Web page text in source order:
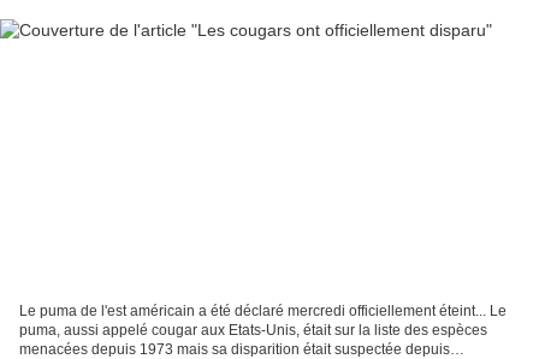
Le puma de l'est américain a été déclaré mercredi officiellement éteint... Le
puma, aussi appelé cougar aux Etats-Unis, était sur la liste des espèces
menacées depuis 1973 mais sa disparition était suspectée depuis